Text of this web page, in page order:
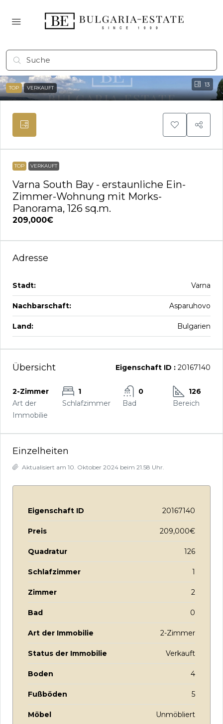
13
TOP VERKAUFT
TOP VERKAUFT
Varna South Bay - erstaunliche Ein-
Zimmer-Wohnung mit Morks-
Panorama, 126 sq.m.
209,000€
Adresse
Stadt: Varna
Nachbarschaft: Asparuhovo
Land: Bulgarien
Übersicht Eigenschaft ID : 20167140
2-Zimmer
Art der
Immobilie
1
Schlafzimmer
0
Bad
126
Bereich
Einzelheiten
Aktualisiert am 10. Oktober 2024 beim 21.58 Uhr.
Eigenschaft ID 20167140
Preis 209,000€
Quadratur 126
Schlafzimmer 1
Zimmer 2
Bad 0
Art der Immobilie 2-Zimmer
Status der Immobilie Verkauft
Boden 4
Fußböden 5
Möbel Unmöbliert